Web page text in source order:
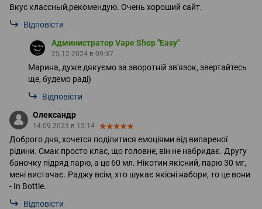
Вкус классный,рекомендую. Очень хороший сайт.
Відповісти
Администратор Vape Shop "Easy"
25.12.2024 в 09:37
Марина, дуже дякуємо за зворотній зв'язок, звертайтесь
ще, будемо раді)
Відповісти
Олександр
14.09.2023 в 15:14
Доброго дня, хочется поділитися емоціями від випареної
рідини. Смак просто клас, що головне, він не набридає. Другу
баночку підряд парю, а це 60 мл. Нікотин якісний, парю 30 мг,
мені вистачає. Раджу всім, хто шукає якісні набори, то це вони
- In Bottle.
Відповісти